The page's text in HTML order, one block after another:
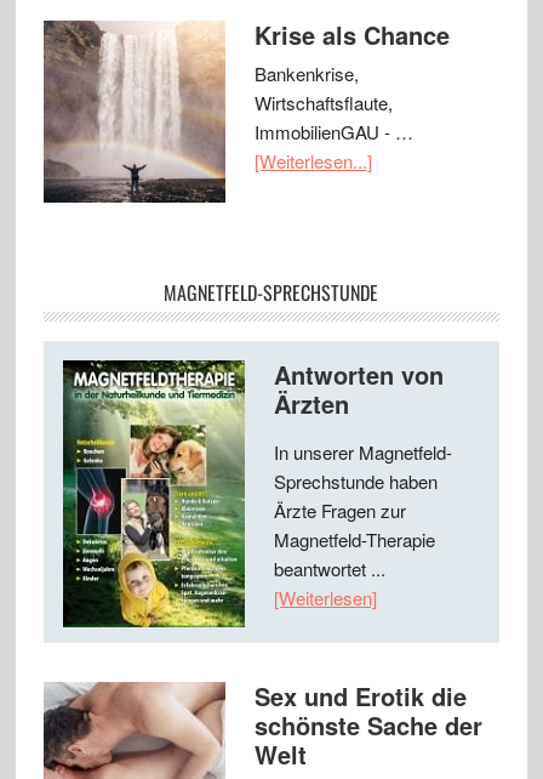
Krise als Chance
Bankenkrise,
Wirtschaftsflaute,
ImmobilienGAU - …
[Weiterlesen...]
MAGNETFELD-SPRECHSTUNDE
Antworten von
Ärzten
In unserer Magnetfeld-
Sprechstunde haben
Ärzte Fragen zur
Magnetfeld-Therapie
beantwortet ...
[Weiterlesen]
Sex und Erotik die
schönste Sache der
Welt